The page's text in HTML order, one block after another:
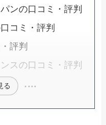
ンの口コミ・評判
コミ・評判
評判
スの口コミ・評判
る